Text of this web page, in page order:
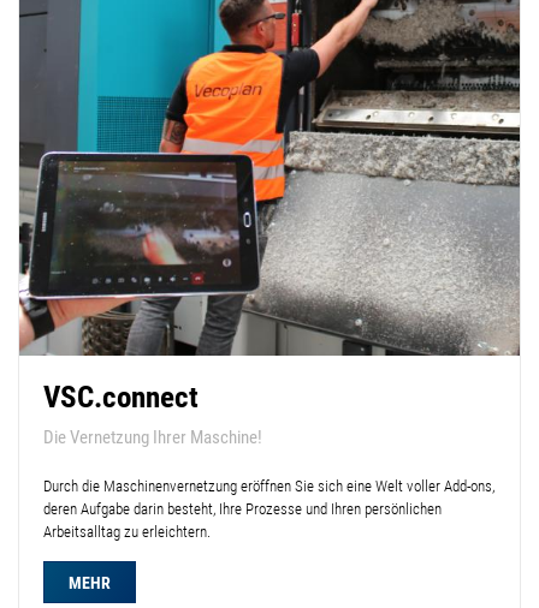
VSC.connect
Die Vernetzung Ihrer Maschine!
Durch die Maschinenvernetzung eröffnen Sie sich eine Welt voller Add-ons,
deren Aufgabe darin besteht, Ihre Prozesse und Ihren persönlichen
Arbeitsalltag zu erleichtern.
MEHR